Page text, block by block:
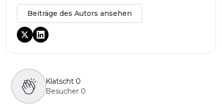
Beiträge des Autors ansehen
Klatscht 0
Besucher 0